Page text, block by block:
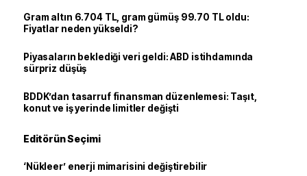
Gram altın 6.704 TL, gram gümüş 99.70 TL oldu:
Fiyatlar neden yükseldi?
Piyasaların beklediği veri geldi: ABD istihdamında
sürpriz düşüş
BDDK’dan tasarruf finansman düzenlemesi: Taşıt,
konut ve iş yerinde limitler değişti
Editörün Seçimi
‘Nükleer’ enerji mimarisini değiştirebilir